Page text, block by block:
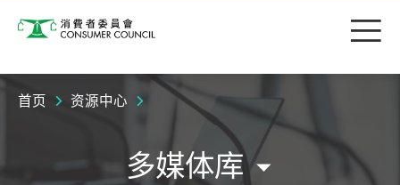
消费者委员会 目
首页 资源中心
多媒体库